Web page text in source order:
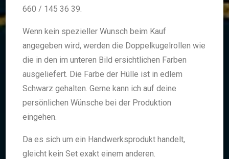
660 / 145 36 39.
Wenn kein spezieller Wunsch beim Kauf
angegeben wird, werden die Doppelkugelrollen wie
die in den im unteren Bild ersichtlichen Farben
ausgeliefert. Die Farbe der Hülle ist in edlem
Schwarz gehalten. Gerne kann ich auf deine
persönlichen Wünsche bei der Produktion
eingehen.
Da es sich um ein Handwerksprodukt handelt,
gleicht kein Set exakt einem anderen.